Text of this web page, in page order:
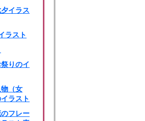
イラス
ラスト
りのイ
（女
ラスト
フレー